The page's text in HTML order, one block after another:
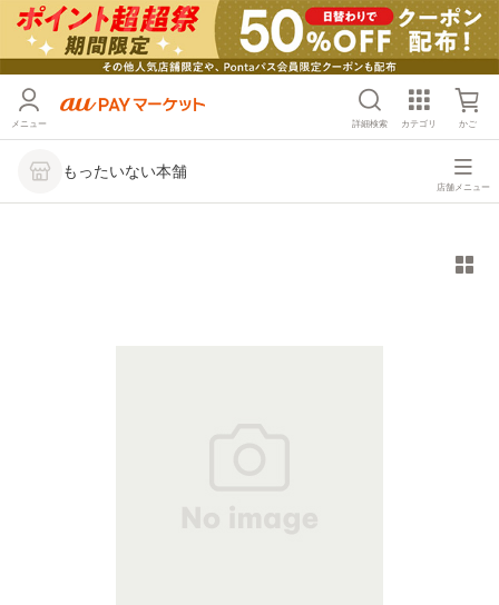
メニュー 詳細検索 カテゴリ かご
もったいない本舗
店舗メニュー